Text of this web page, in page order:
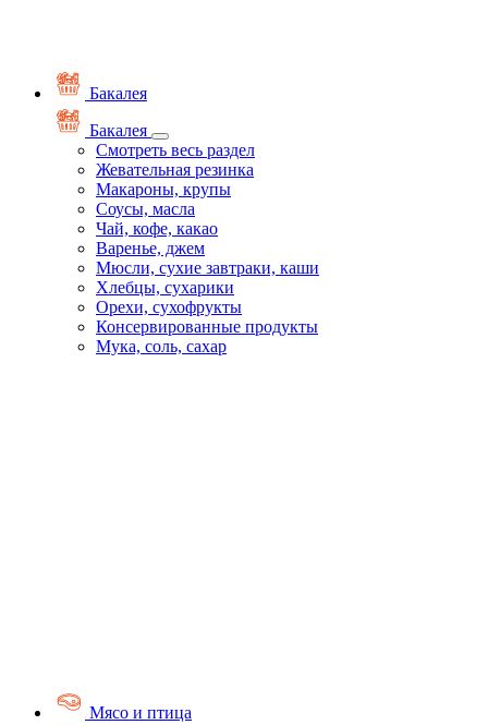
Бакалея
Бакалея
Смотреть весь раздел
Жевательная резинка
Макароны, крупы
Соусы, масла
Чай, кофе, какао
Варенье, джем
Мюсли, сухие завтраки, каши
Хлебцы, сухарики
Орехи, сухофрукты
Консервированные продукты
Мука, соль, сахар
Мясо и птица